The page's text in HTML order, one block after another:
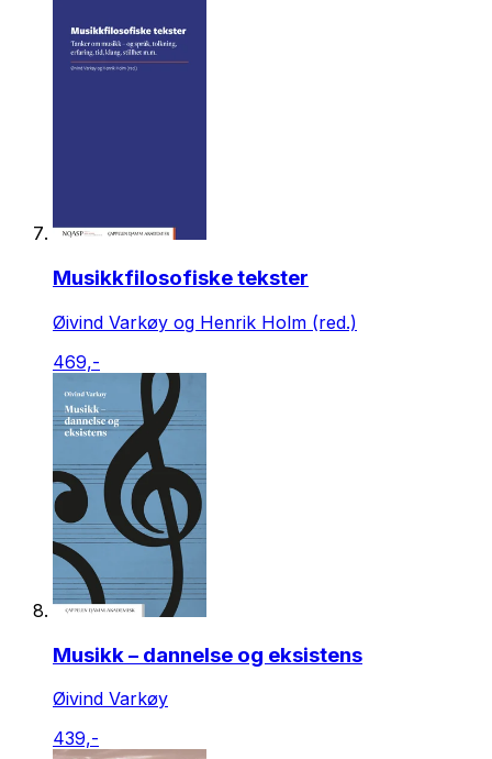
Musikkfilosofiske tekster
Øivind Varkøy og Henrik Holm (red.)
469,-
Musikk – dannelse og eksistens
Øivind Varkøy
439,-